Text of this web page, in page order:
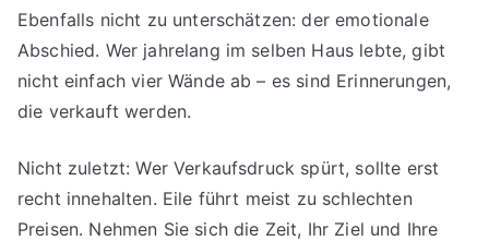
Ebenfalls nicht zu unterschätzen: der emotionale
Abschied. Wer jahrelang im selben Haus lebte, gibt
nicht einfach vier Wände ab – es sind Erinnerungen,
die verkauft werden.
Nicht zuletzt: Wer Verkaufsdruck spürt, sollte erst
recht innehalten. Eile führt meist zu schlechten
Preisen. Nehmen Sie sich die Zeit, Ihr Ziel und Ihre